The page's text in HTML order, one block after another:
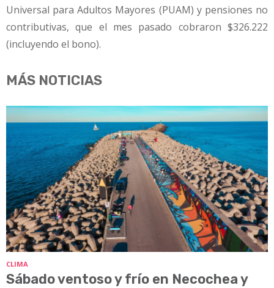
Universal para Adultos Mayores (PUAM) y pensiones no
contributivas, que el mes pasado cobraron $326.222
(incluyendo el bono).
MÁS NOTICIAS
CLIMA
Sábado ventoso y frío en Necochea y